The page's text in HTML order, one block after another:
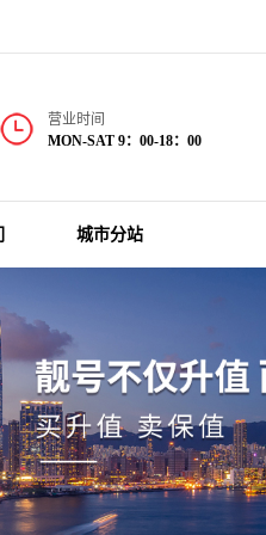
营业时间
MON-SAT 9：00-18：00
城市分站